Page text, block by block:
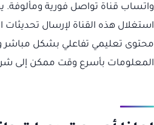
واتساب قناة تواصل فورية
استغلال هذه القناة لإرسال تحديثات
محتوى تعليمي تفاعلي بشكل
المعلومات بأسرع وقت ممكن إلى